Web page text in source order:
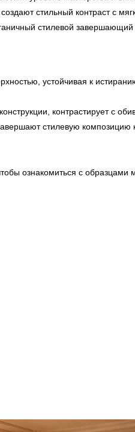
стильный контраст с
стилевой завершающий
устойчивая к
контрастирует с
стилевую композицию
ознакомиться с образцами